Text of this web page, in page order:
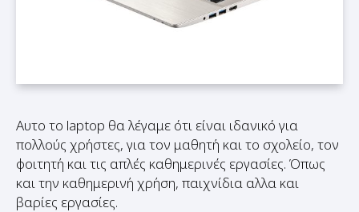
Αυτο το laptop θα λέγαμε ότι είναι ιδανικό για
πολλούς χρήστες, για τον μαθητή και το σχολείο, τον
φοιτητή και τις απλές καθημερινές εργασίες. Όπως
και την καθημερινή χρήση, παιχνίδια αλλα και
βαρίες εργασίες.